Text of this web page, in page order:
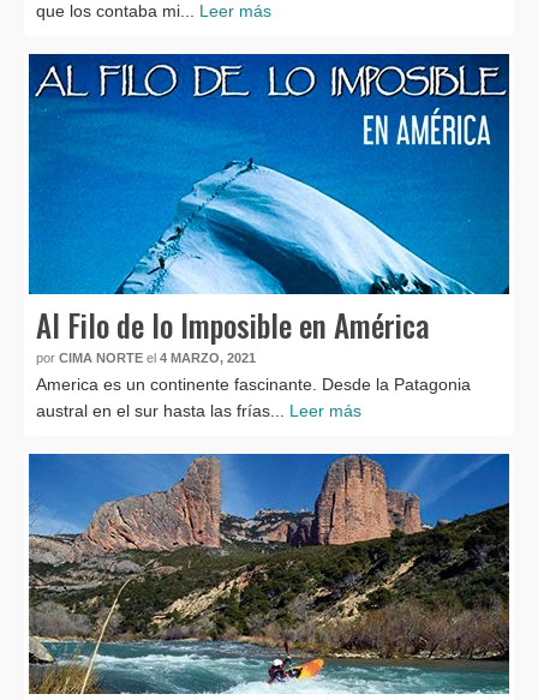
que los contaba mi... Leer más
Al Filo de lo Imposible en América
por CIMA NORTE el 4 MARZO, 2021
America es un continente fascinante. Desde la Patagonia
austral en el sur hasta las frías... Leer más